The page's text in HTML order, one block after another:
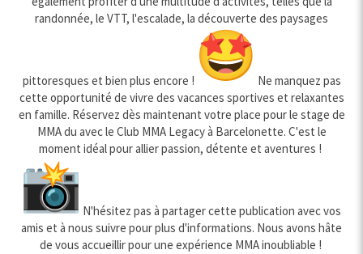
randonnée, le VTT, l'escalade, la découverte des paysages
pittoresques et bien plus encore !
Ne manquez pas
cette opportunité de vivre des vacances sportives et relaxantes
en famille. Réservez dès maintenant votre place pour le stage de
MMA du avec le Club MMA Legacy à Barcelonette. C'est le
moment idéal pour allier passion, détente et aventures !
N'hésitez pas à partager cette publication avec vos
amis et à nous suivre pour plus d'informations. Nous avons hâte
de vous accueillir pour une expérience MMA inoubliable !